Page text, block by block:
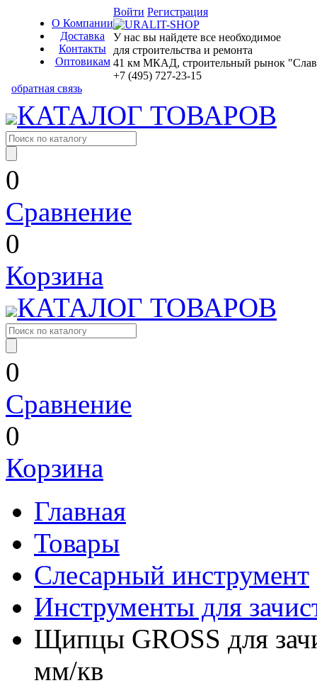
О Компании
Доставка
Контакты
Оптовикам
Войти Регистрация
У нас вы найдете все необходимое
для строительства и ремонта
41 км МКАД, строительный рынок
+7 (495) 727-23-15
обратная связь
КАТАЛОГ ТОВАРОВ
0
Сравнение
0
Корзина
КАТАЛОГ ТОВАРОВ
0
Сравнение
0
Корзина
Главная
Товары
Слесарный инструмент
Инструменты для
Щипцы GROSS для
мм/кв